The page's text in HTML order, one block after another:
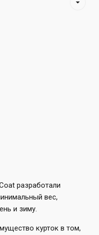
разработали
вес,
и зиму.
курток в том,